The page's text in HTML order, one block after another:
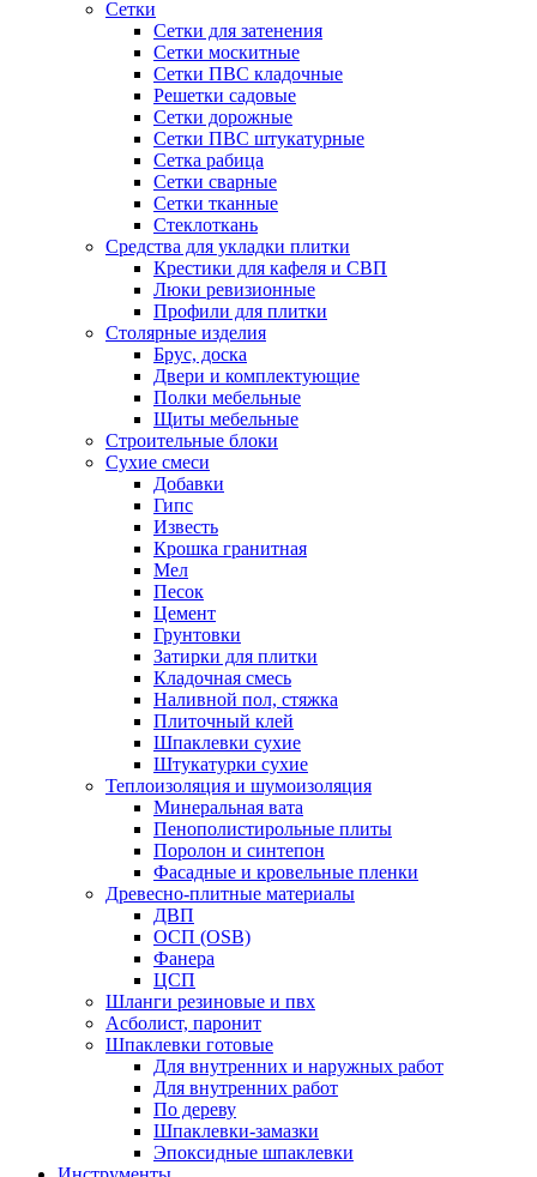
Сетки
Сетки для затенения
Сетки москитные
Сетки ПВС кладочные
Решетки садовые
Сетки дорожные
Сетки ПВС штукатурные
Сетка рабица
Сетки сварные
Сетки тканные
Стеклоткань
Средства для укладки плитки
Крестики для кафеля и СВП
Люки ревизионные
Профили для плитки
Столярные изделия
Брус, доска
Двери и комплектующие
Полки мебельные
Щиты мебельные
Строительные блоки
Сухие смеси
Добавки
Гипс
Известь
Крошка гранитная
Мел
Песок
Цемент
Грунтовки
Затирки для плитки
Кладочная смесь
Наливной пол, стяжка
Плиточный клей
Шпаклевки сухие
Штукатурки сухие
Теплоизоляция и шумоизоляция
Минеральная вата
Пенополистирольные плиты
Поролон и синтепон
Фасадные и кровельные пленки
Древесно-плитные материалы
ДВП
ОСП (OSB)
Фанера
ЦСП
Шланги резиновые и пвх
Асболист, паронит
Шпаклевки готовые
Для внутренних и наружных работ
Для внутренних работ
По дереву
Шпаклевки-замазки
Эпоксидные шпаклевки